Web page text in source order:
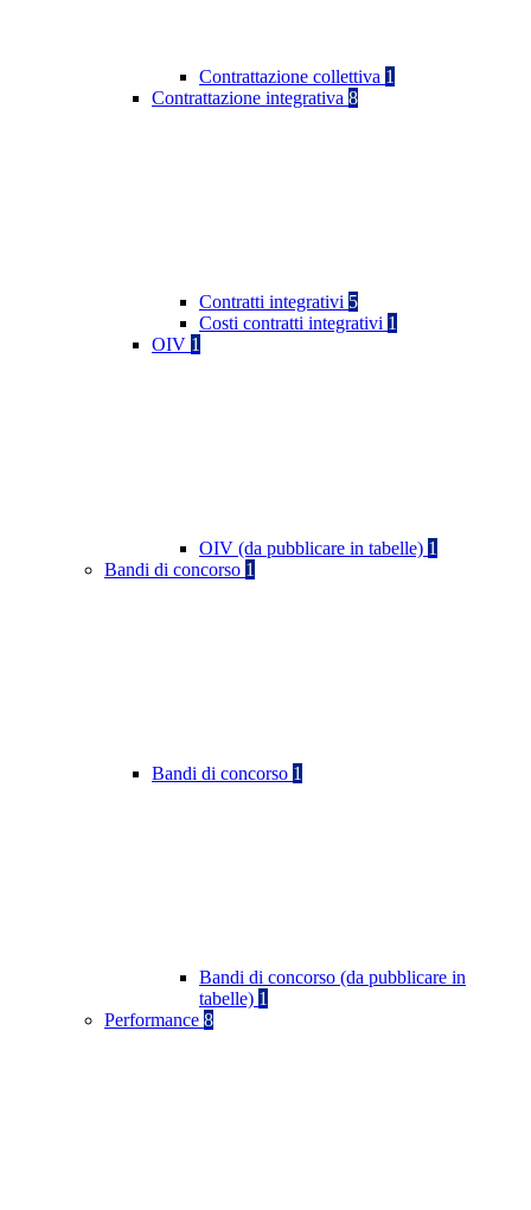
Contrattazione collettiva 1
Contrattazione integrativa 8
Contratti integrativi 5
Costi contratti integrativi 1
OIV 1
OIV (da pubblicare in tabelle) 1
Bandi di concorso 1
Bandi di concorso 1
Bandi di concorso (da pubblicare in
tabelle) 1
Performance 8